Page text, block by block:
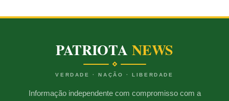
PATRIOTANEWS
VERDADE · NAÇÃO · LIBERDADE
Informação independente com compromisso com a